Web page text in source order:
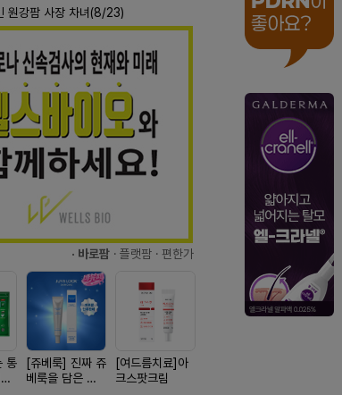
원강팜 사장 차녀(8/23)
· 바로팜 · 플랫팜 · 편한가
통
[쥬베룩] 진짜 쥬
베룩을 담은 약
[여드름치료]아
크스팟크림